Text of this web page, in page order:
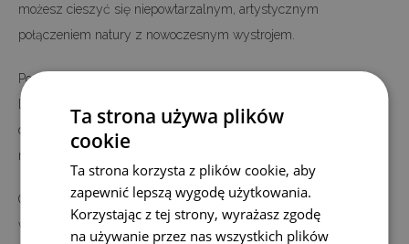
możesz cieszyć się niepowtarzalnym, artystycznym
połączeniem natury z nowoczesnym wystrojem.
Pozwól, aby Paw otoczyło Cię niepowtarzalnym nastrojem.
Detale i faktury tego zielonego mchu przeniosą Cię do serca
dzikiego lasu, tworząc przestrzeń wypełnioną spokojem i
równowagą.
Obraz Paw jest idealnym dodatkiem do każdego pomieszczenia,
w którym chcesz poczuć bliskość natury. Czy to sypialnia, salon,
Ta strona używa plików
cookie
Ta strona korzysta z plików cookie, aby
zapewnić lepszą wygodę użytkowania.
Korzystając z tej strony, wyrażasz zgodę
na używanie przez nas wszystkich plików